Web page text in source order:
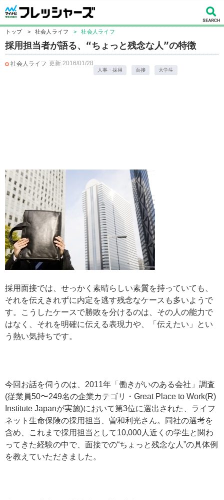
トップ > 社会人ライフ > 社会人ライフ
採用担当者が語る、“ちょっと残念な人”の特徴
社会人ライフ 更新:2016/01/28
人事・採用 面接 大学生
採用面接では、せっかく素晴らしい素質を持っていても、
それを伝えきれずに内定を逃す残念なケースも多いようで
す。こうしたケースで勝敗を分けるのは、その人の能力で
はなく、それを明確に伝える表現力や、「伝えたい」とい
う熱い気持ちです。
今回お話を伺うのは、2011年「働きがいのある会社」調査
(従業員50〜249名の企業カテゴリ・Great Place to Work(R)
Institute Japanが実施)において第3位に選出された、ライフ
ネット生命保険の採用担当、曽和利光さん。同社の選考を
含め、これまで採用担当として10,000人近くの学生と関わ
ってきた経験の中で、面接での“ちょっと残念な人”の具体例
を教えていただきました。